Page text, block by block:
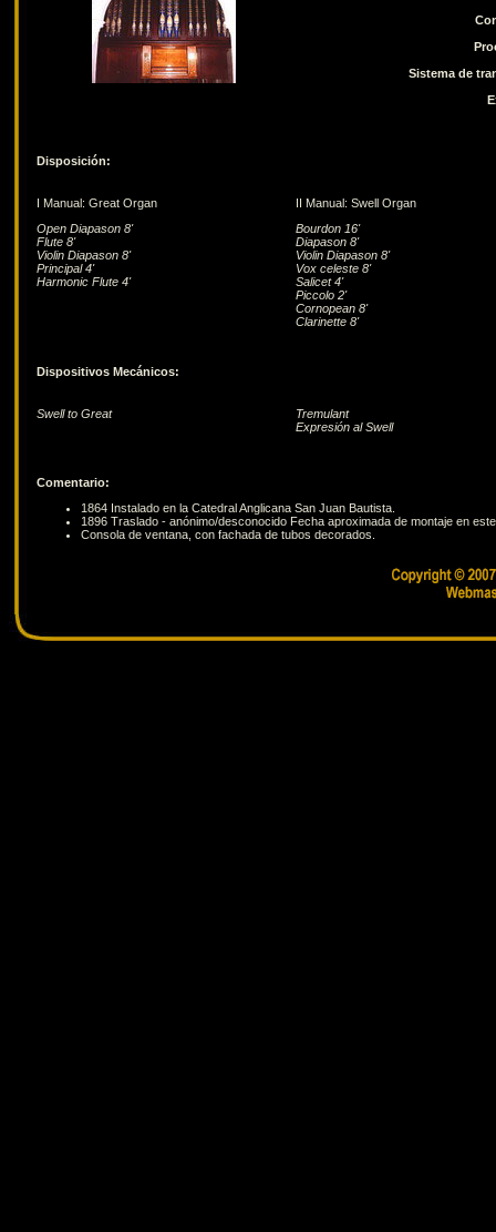
Sistema de
Disposición:
I Manual: Great Organ
Open Diapason 8'
Flute 8'
Violin Diapason 8'
Principal 4'
Harmonic Flute 4'
II Manual: Swell Organ
Bourdon 16'
Diapason 8'
Violin Diapason 8'
Vox celeste 8'
Salicet 4'
Piccolo 2'
Cornopean 8'
Clarinette 8'
Dispositivos Mecánicos:
Swell to Great
Tremulant
Expresión al Swell
Comentario:
1864 Instalado en la Catedral Anglicana San Juan Bautista.
1896 Traslado - anónimo/desconocido Fecha aproximada de montaje en
Consola de ventana, con fachada de tubos decorados.